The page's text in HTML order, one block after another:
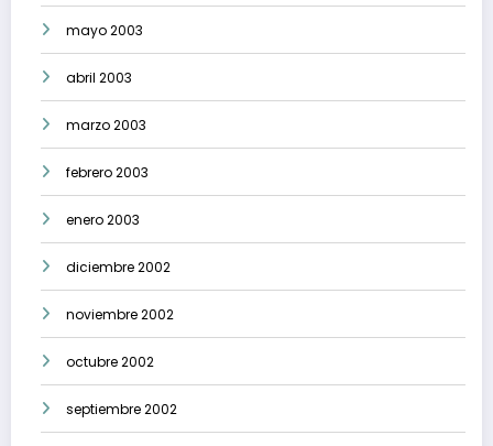
mayo 2003
abril 2003
marzo 2003
febrero 2003
enero 2003
diciembre 2002
noviembre 2002
octubre 2002
septiembre 2002